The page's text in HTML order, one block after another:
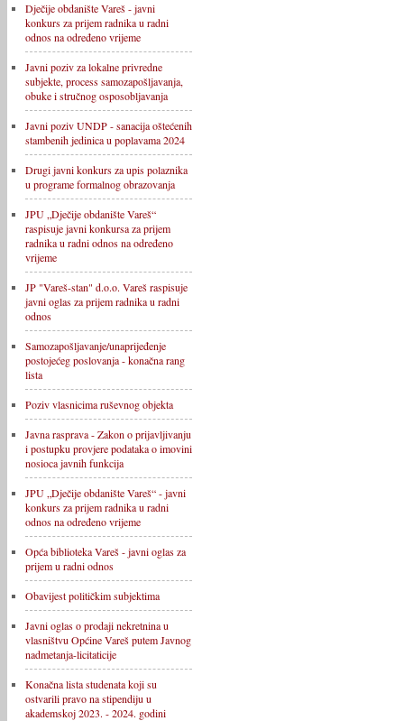
Dječije obdanište Vareš - javni
konkurs za prijem radnika u radni
odnos na određeno vrijeme
Javni poziv za lokalne privredne
subjekte, process samozapošljavanja,
obuke i stručnog osposobljavanja
Javni poziv UNDP - sanacija oštećenih
stambenih jedinica u poplavama 2024
Drugi javni konkurs za upis polaznika
u programe formalnog obrazovanja
JPU „Dječije obdanište Vareš“
raspisuje javni konkursa za prijem
radnika u radni odnos na određeno
vrijeme
JP "Vareš-stan" d.o.o. Vareš raspisuje
javni oglas za prijem radnika u radni
odnos
Samozapošljavanje/unaprijeđenje
postojećeg poslovanja - konačna rang
lista
Poziv vlasnicima ruševnog objekta
Javna rasprava - Zakon o prijavljivanju
i postupku provjere podataka o imovini
nosioca javnih funkcija
JPU „Dječije obdanište Vareš“ - javni
konkurs za prijem radnika u radni
odnos na određeno vrijeme
Opća biblioteka Vareš - javni oglas za
prijem u radni odnos
Obavijest političkim subjektima
Javni oglas o prodaji nekretnina u
vlasništvu Općine Vareš putem Javnog
nadmetanja-licitaticije
Konačna lista studenata koji su
ostvarili pravo na stipendiju u
akademskoj 2023. - 2024. godini